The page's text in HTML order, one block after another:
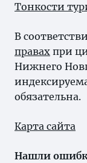
Тонкости
В
правах при
Нижнего
обязательна.
Карта сайта
Нашли